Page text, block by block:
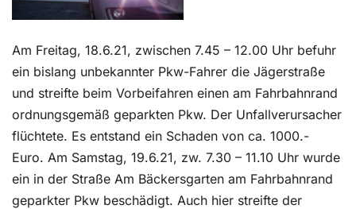
Am Freitag, 18.6.21, zwischen 7.45 – 12.00 Uhr befuhr
ein bislang unbekannter Pkw-Fahrer die Jägerstraße
und streifte beim Vorbeifahren einen am Fahrbahnrand
ordnungsgemäß geparkten Pkw. Der Unfallverursacher
flüchtete. Es entstand ein Schaden von ca. 1000.-
Euro. Am Samstag, 19.6.21, zw. 7.30 – 11.10 Uhr wurde
ein in der Straße Am Bäckersgarten am Fahrbahnrand
geparkter Pkw beschädigt. Auch hier streifte der